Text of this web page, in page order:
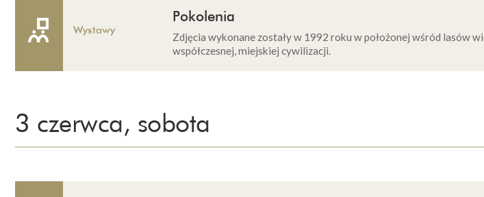
Wystawy
Pokolenia
Zdjęcia wykonane zostały w 1992 roku w położonej wśród lasów
współczesnej, miejskiej cywilizacji.
3 czerwca, sobota